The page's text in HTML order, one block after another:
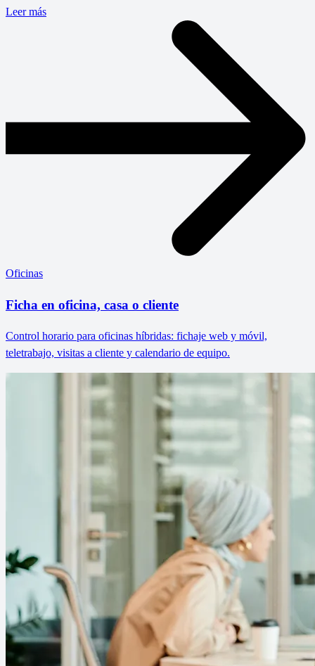
Leer más
Oficinas
Ficha en oficina, casa o cliente
Control horario para oficinas híbridas: fichaje web y móvil,
teletrabajo, visitas a cliente y calendario de equipo.